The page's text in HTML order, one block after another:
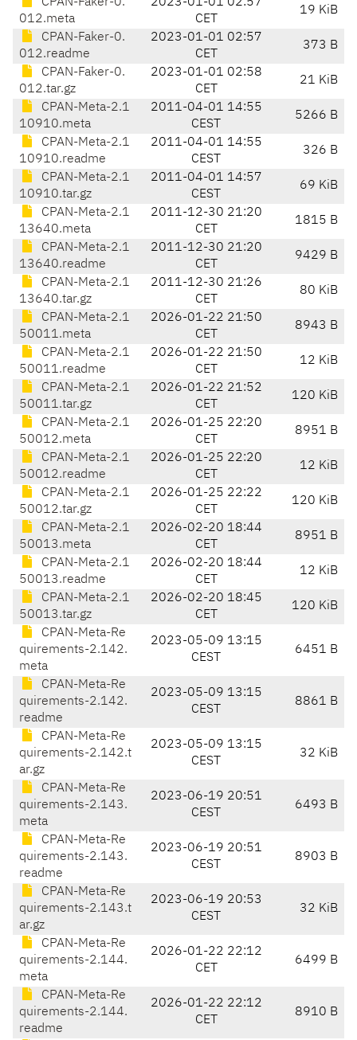
012.meta
CET
19 KiB
CPAN-Faker-0.
012.readme
2023-01-01 02:57
CET
373 B
CPAN-Faker-0.
012.tar.gz
2023-01-01 02:58
CET
21 KiB
CPAN-Meta-2.1
10910.meta
2011-04-01 14:55
CEST
5266 B
CPAN-Meta-2.1
10910.readme
2011-04-01 14:55
CEST
326 B
CPAN-Meta-2.1
10910.tar.gz
2011-04-01 14:57
CEST
69 KiB
CPAN-Meta-2.1
13640.meta
2011-12-30 21:20
CET
1815 B
CPAN-Meta-2.1
13640.readme
2011-12-30 21:20
CET
9429 B
CPAN-Meta-2.1
13640.tar.gz
2011-12-30 21:26
CET
80 KiB
CPAN-Meta-2.1
50011.meta
2026-01-22 21:50
CET
8943 B
CPAN-Meta-2.1
50011.readme
2026-01-22 21:50
CET
12 KiB
CPAN-Meta-2.1
50011.tar.gz
2026-01-22 21:52
CET
120 KiB
CPAN-Meta-2.1
50012.meta
2026-01-25 22:20
CET
8951 B
CPAN-Meta-2.1
50012.readme
2026-01-25 22:20
CET
12 KiB
CPAN-Meta-2.1
50012.tar.gz
2026-01-25 22:22
CET
120 KiB
CPAN-Meta-2.1
50013.meta
2026-02-20 18:44
CET
8951 B
CPAN-Meta-2.1
50013.readme
2026-02-20 18:44
CET
12 KiB
CPAN-Meta-2.1
50013.tar.gz
2026-02-20 18:45
CET
120 KiB
CPAN-Meta-Re
quirements-2.142.
meta
2023-05-09 13:15
CEST
6451 B
CPAN-Meta-Re
quirements-2.142.
readme
2023-05-09 13:15
CEST
8861 B
CPAN-Meta-Re
quirements-2.142.t
ar.gz
2023-05-09 13:15
CEST
32 KiB
CPAN-Meta-Re
quirements-2.143.
meta
2023-06-19 20:51
CEST
6493 B
CPAN-Meta-Re
quirements-2.143.
readme
2023-06-19 20:51
CEST
8903 B
CPAN-Meta-Re
quirements-2.143.t
ar.gz
2023-06-19 20:53
CEST
32 KiB
CPAN-Meta-Re
quirements-2.144.
meta
2026-01-22 22:12
CET
6499 B
CPAN-Meta-Re
quirements-2.144.
readme
2026-01-22 22:12
CET
8910 B